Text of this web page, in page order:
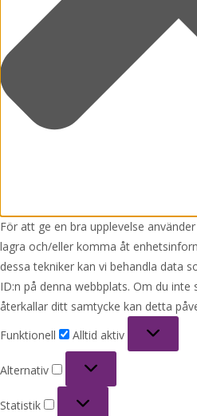
För att ge en bra upplevelse
lagra och/eller komma åt
dessa tekniker kan vi behandla data
ID:n på denna webbplats. Om du inte
återkallar ditt samtycke kan detta
Funktionell
Alltid aktiv
Alternativ
Statistik